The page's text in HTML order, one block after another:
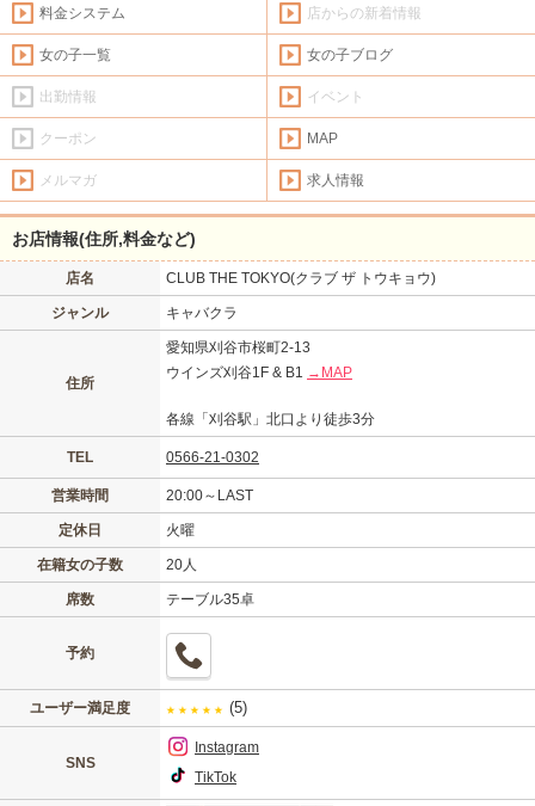
料金システム 店からの新着情報
女の子一覧 女の子ブログ
出勤情報 イベント
クーポン MAP
メルマガ 求人情報
お店情報(住所,料金など)
店名 CLUB THE TOKYO(クラブ ザ トウキョウ)
ジャンル キャバクラ
住所
愛知県刈谷市桜町2-13
ウインズ刈谷1F & B1 →MAP
各線「刈谷駅」北口より徒歩3分
TEL 0566-21-0302
営業時間 20:00～LAST
定休日 火曜
在籍女の子数 20人
席数 テーブル35卓
予約
ユーザー満足度 ★ ★ ★ ★ ★ (5)
SNS
Instagram
TikTok